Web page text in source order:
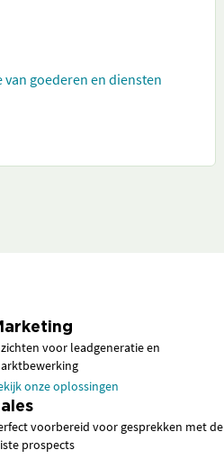
goederen en diensten
voor leadgeneratie en
onze oplossingen
voorbereid voor gesprekken met de
prospects